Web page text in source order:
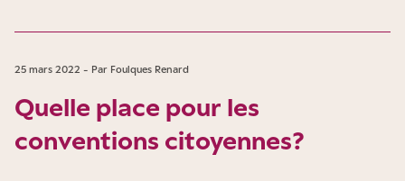
25 mars 2022 - Par Foulques Renard
Quelle place pour les
conventions citoyennes ?